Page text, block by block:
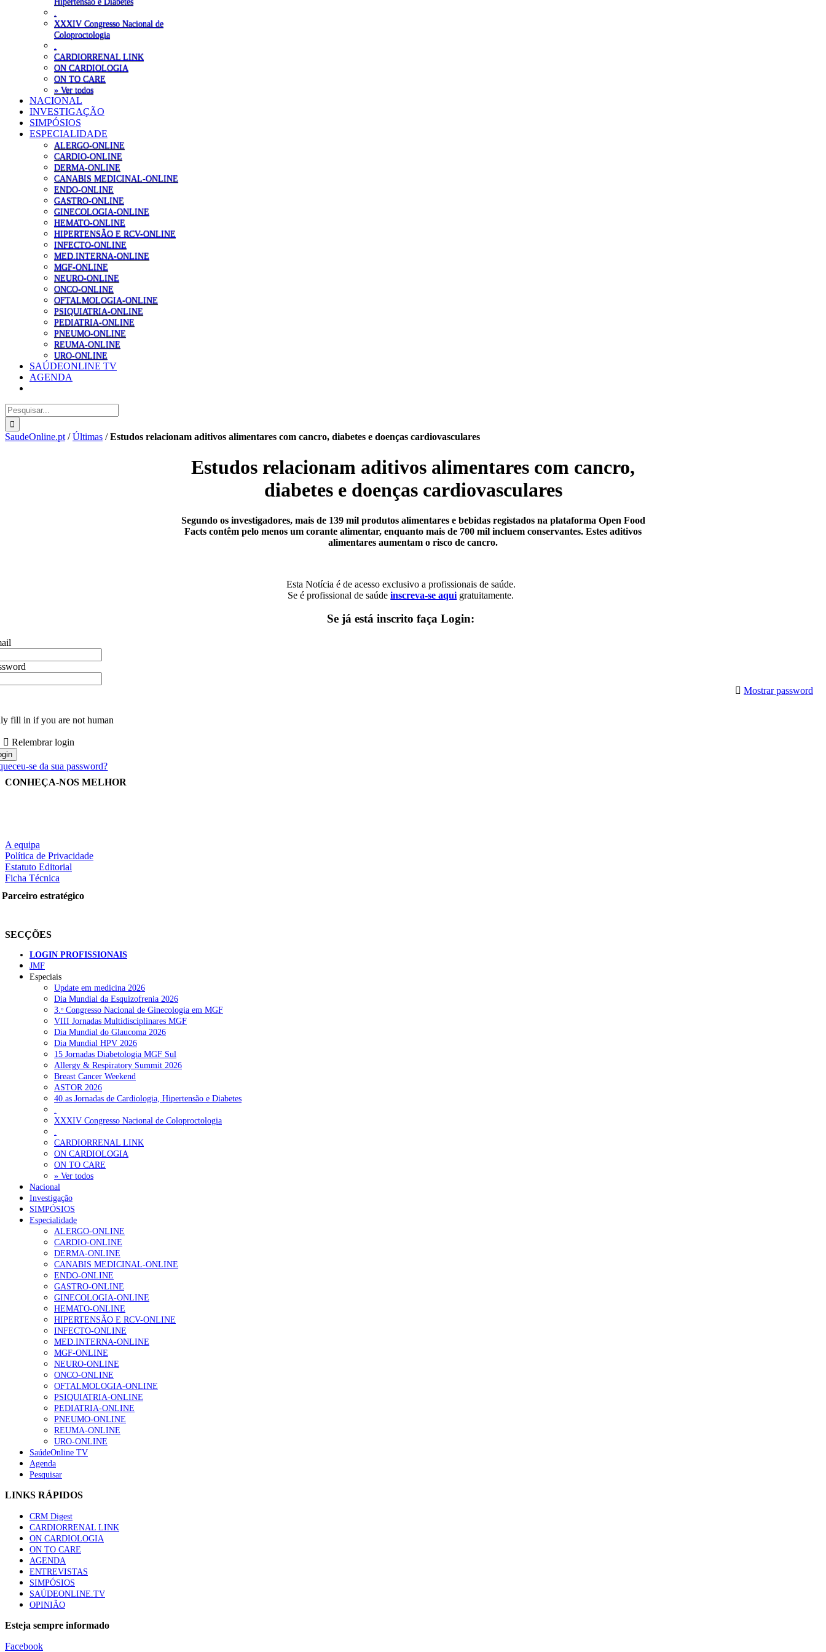
XXXIV Congresso Nacional de
Coloproctologia
CARDIORRENAL LINK
ON CARDIOLOGIA
ON TO CARE
» Ver todos
NACIONAL
INVESTIGAÇÃO
SIMPÓSIOS
ESPECIALIDADE
ALERGO-ONLINE
CARDIO-ONLINE
DERMA-ONLINE
CANABIS MEDICINAL-ONLINE
ENDO-ONLINE
GASTRO-ONLINE
GINECOLOGIA-ONLINE
HEMATO-ONLINE
HIPERTENSÃO E RCV-ONLINE
INFECTO-ONLINE
MED.INTERNA-ONLINE
MGF-ONLINE
NEURO-ONLINE
ONCO-ONLINE
OFTALMOLOGIA-ONLINE
PSIQUIATRIA-ONLINE
PEDIATRIA-ONLINE
PNEUMO-ONLINE
REUMA-ONLINE
URO-ONLINE
SAÚDEONLINE TV
AGENDA
Pesquisar
SaudeOnline.pt /Últimas /Estudos relacionam aditivos alimentares com cancro, diabetes e doenças cardiovasculares
Estudos relacionam aditivos alimentares com cancro,
diabetes e doenças cardiovasculares
Segundo os investigadores, mais de 139 mil produtos alimentares e bebidas registados na plataforma Open Food
Facts contêm pelo menos um corante alimentar, enquanto mais de 700 mil incluem conservantes. Estes aditivos
alimentares aumentam o risco de cancro.
Esta Notícia é de acesso exclusivo a profissionais de saúde.
Se é profissional de saúdeinscreva-se aqui gratuitamente.
Se já está inscrito faça Login:
Mostrar password
fill in if you are not human
Relembrar login
se da sua password?
CONHEÇA-NOS MELHOR
A equipa
Política de Privacidade
Estatuto Editorial
Ficha Técnica
Parceiro estratégico
SECÇÕES
LOGIN PROFISSIONAIS
JMF
Especiais
Update em medicina 2026
Dia Mundial da Esquizofrenia 2026
3.ᵒ Congresso Nacional de Ginecologia em MGF
VIII Jornadas Multidisciplinares MGF
Dia Mundial do Glaucoma 2026
Dia Mundial HPV 2026
15 Jornadas Diabetologia MGF Sul
Allergy & Respiratory Summit 2026
Breast Cancer Weekend
ASTOR 2026
40.as Jornadas de Cardiologia, Hipertensão e Diabetes
.
XXXIV Congresso Nacional de Coloproctologia
.
CARDIORRENAL LINK
ON CARDIOLOGIA
ON TO CARE
» Ver todos
Nacional
Investigação
SIMPÓSIOS
Especialidade
ALERGO-ONLINE
CARDIO-ONLINE
DERMA-ONLINE
CANABIS MEDICINAL-ONLINE
ENDO-ONLINE
GASTRO-ONLINE
GINECOLOGIA-ONLINE
HEMATO-ONLINE
HIPERTENSÃO E RCV-ONLINE
INFECTO-ONLINE
MED.INTERNA-ONLINE
MGF-ONLINE
NEURO-ONLINE
ONCO-ONLINE
OFTALMOLOGIA-ONLINE
PSIQUIATRIA-ONLINE
PEDIATRIA-ONLINE
PNEUMO-ONLINE
REUMA-ONLINE
URO-ONLINE
SaúdeOnline TV
Agenda
Pesquisar
LINKS RÁPIDOS
CRM Digest
CARDIORRENAL LINK
ON CARDIOLOGIA
ON TO CARE
AGENDA
ENTREVISTAS
SIMPÓSIOS
SAÚDEONLINE.TV
OPINIÃO
Esteja sempre informado
Facebook